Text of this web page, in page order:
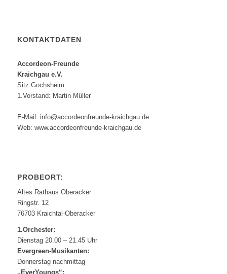
KONTAKTDATEN
Accordeon-Freunde
Kraichgau e.V.
Sitz Gochsheim
1.Vorstand: Martin Müller
E-Mail: info@accordeonfreunde-kraichgau.de
Web: www.accordeonfreunde-kraichgau.de
PROBEORT:
Altes Rathaus Oberacker
Ringstr. 12
76703 Kraichtal-Oberacker
1.Orchester:
Dienstag 20.00 – 21.45 Uhr
Evergreen-Musikanten:
Donnerstag nachmittag
„EverYoungs“: